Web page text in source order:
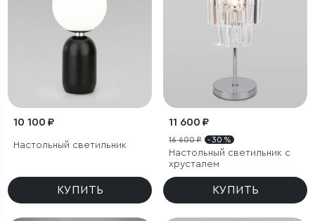
10 100 ₽
Настольный светильник
КУПИТЬ
11 600 ₽
16 600 ₽ - 30 %
Настольный светильник с
хрусталем
КУПИТЬ